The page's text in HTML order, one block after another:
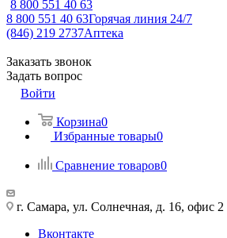
8 800 551 40 63
8 800 551 40 63Горячая линия 24/7
(846) 219 2737Аптека
Заказать звонок
Задать вопрос
Войти
Корзина0
Избранные товары0
Сравнение товаров0
г. Самара, ул. Солнечная, д. 16, офис 2
Вконтакте